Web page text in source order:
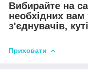
Вибирайте на
необхідних вам
з'єднувачів,
Приховати